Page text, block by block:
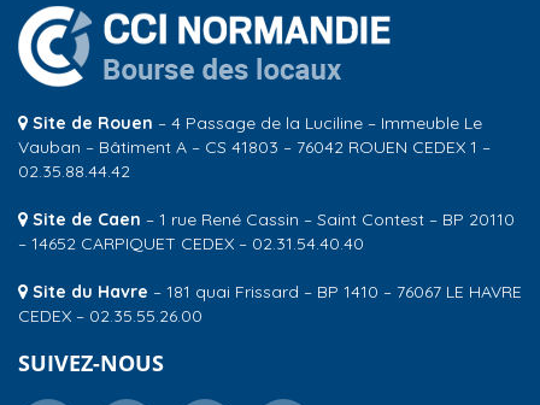
Site de Rouen – 4 Passage de la Luciline – Immeuble Le
Vauban – Bâtiment A – CS 41803 – 76042 ROUEN CEDEX 1 –
02.35.88.44.42
Site de Caen – 1 rue René Cassin – Saint Contest – BP 20110
– 14652 CARPIQUET CEDEX – 02.31.54.40.40
Site du Havre – 181 quai Frissard – BP 1410 – 76067 LE HAVRE
CEDEX – 02.35.55.26.00
SUIVEZ-NOUS